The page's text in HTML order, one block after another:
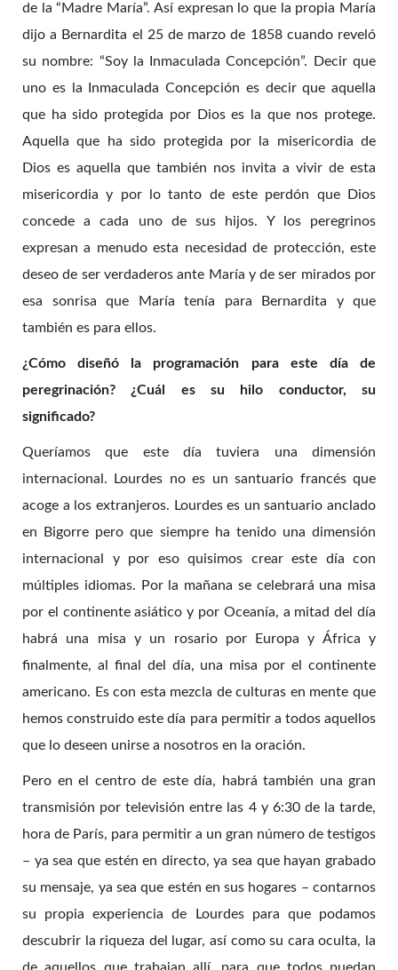
de la “Madre María”. Así expresan lo que la propia María
dijo a Bernardita el 25 de marzo de 1858 cuando reveló
su nombre: “Soy la Inmaculada Concepción”. Decir que
uno es la Inmaculada Concepción es decir que aquella
que ha sido protegida por Dios es la que nos protege.
Aquella que ha sido protegida por la misericordia de
Dios es aquella que también nos invita a vivir de esta
misericordia y por lo tanto de este perdón que Dios
concede a cada uno de sus hijos. Y los peregrinos
expresan a menudo esta necesidad de protección, este
deseo de ser verdaderos ante María y de ser mirados por
esa sonrisa que María tenía para Bernardita y que
también es para ellos.
¿Cómo diseñó la programación para este día de
peregrinación? ¿Cuál es su hilo conductor, su
significado?
Queríamos que este día tuviera una dimensión
internacional. Lourdes no es un santuario francés que
acoge a los extranjeros. Lourdes es un santuario anclado
en Bigorre pero que siempre ha tenido una dimensión
internacional y por eso quisimos crear este día con
múltiples idiomas. Por la mañana se celebrará una misa
por el continente asiático y por Oceanía, a mitad del día
habrá una misa y un rosario por Europa y África y
finalmente, al final del día, una misa por el continente
americano. Es con esta mezcla de culturas en mente que
hemos construido este día para permitir a todos aquellos
que lo deseen unirse a nosotros en la oración.
Pero en el centro de este día, habrá también una gran
transmisión por televisión entre las 4 y 6:30 de la tarde,
hora de París, para permitir a un gran número de testigos
– ya sea que estén en directo, ya sea que hayan grabado
su mensaje, ya sea que estén en sus hogares – contarnos
su propia experiencia de Lourdes para que podamos
descubrir la riqueza del lugar, así como su cara oculta, la